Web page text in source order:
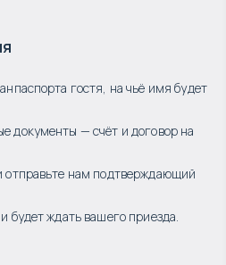
гостя, на чьё имя будет
документы — счёт и договор на
отправьте нам подтверждающий
будет ждать вашего приезда.